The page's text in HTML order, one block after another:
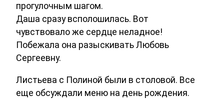
прогулочным шагом.
Даша сразу всполошилась. Вот
чувствовало же сердце неладное!
Побежала она разыскивать Любовь
Сергеевну.
Листьева с Полиной были в столовой. Все
еще обсуждали меню на день рождения.